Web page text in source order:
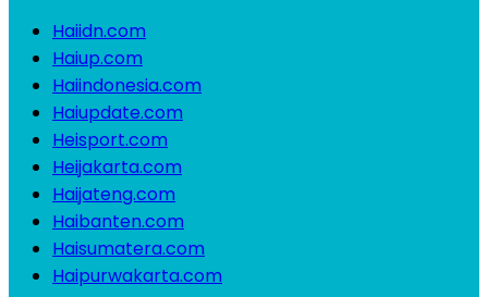
Haiidn.com
Haiup.com
Haiindonesia.com
Haiupdate.com
Heisport.com
Heijakarta.com
Haijateng.com
Haibanten.com
Haisumatera.com
Haipurwakarta.com